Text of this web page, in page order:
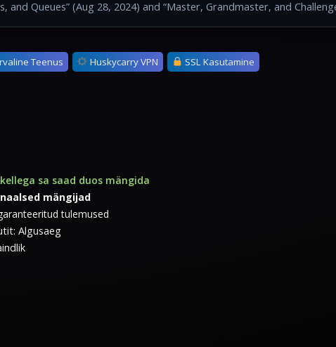
Queues” (Aug 28, 2024) and “Master, Grandmaster, and
Teenus Huskycarry VPN SSL Kasutamine
sa saad duos mängida
mängijad
tulemused
Algusaeg